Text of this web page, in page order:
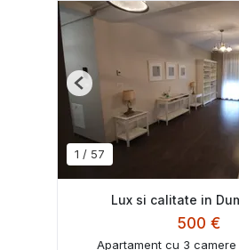
1 / 57
Previous
Lux si calitate in
500 €
Apartament cu 3